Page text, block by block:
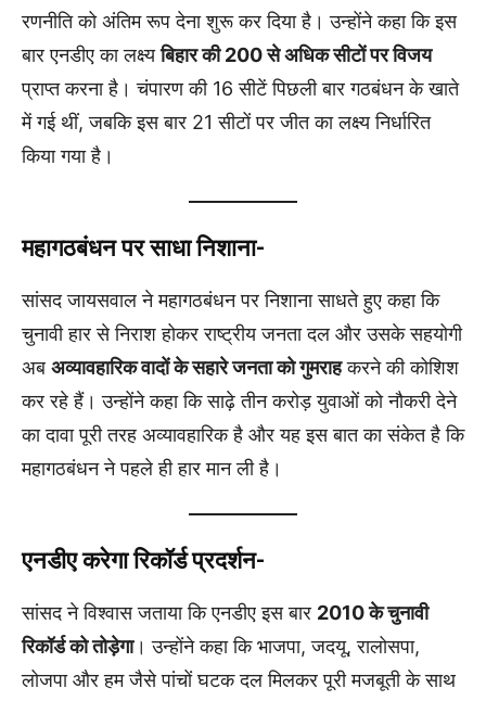
रणनीति को अंतिम रूप देना शुरू कर दिया है। उन्होंने कहा कि इस
बार एनडीए का लक्ष्यबिहार की 200 से अधिक सीटों पर विजय
प्राप्त करना है। चंपारण की 16 सीटें पिछली बार गठबंधन के खाते
में गई थीं, जबकि इस बार 21 सीटों पर जीत का लक्ष्य निर्धारित
किया गया है।
महागठबंधन पर साधा निशाना-
सांसद जायसवाल ने महागठबंधन पर निशाना साधते हुए कहा कि
चुनावी हार से निराश होकर राष्ट्रीय जनता दल और उसके सहयोगी
अब अव्यावहारिक वादों के सहारे जनता को गुमराहकरने की कोशिश
कर रहे हैं। उन्होंने कहा कि साढ़े तीन करोड़ युवाओं को नौकरी देने
का दावा पूरी तरह अव्यावहारिक है और यह इस बात का संकेत है कि
महागठबंधन ने पहले ही हार मान ली है।
एनडीए करेगा रिकॉर्ड प्रदर्शन-
सांसद ने विश्वास जताया कि एनडीए इस बार 2010 के चुनावी
रिकॉर्ड को तोड़ेगा। उन्होंने कहा कि भाजपा, जदयू, रालोसपा,
लोजपा और हम जैसे पांचों घटक दल मिलकर पूरी मजबूती के साथ